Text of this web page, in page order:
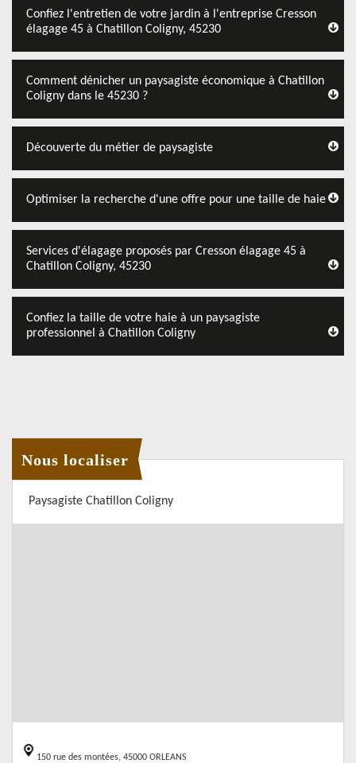
Confiez l'entretien de votre jardin à l'entreprise Cresson
élagage 45 à Chatillon Coligny, 45230
Comment dénicher un paysagiste économique à Chatillon
Coligny dans le 45230 ?
Découverte du métier de paysagiste
Optimiser la recherche d'une offre pour une taille de haie
Services d'élagage proposés par Cresson élagage 45 à
Chatillon Coligny, 45230
Confiez la taille de votre haie à un paysagiste
professionnel à Chatillon Coligny
Nous localiser
Paysagiste Chatillon Coligny
150 rue des montées, 45000 ORLEANS